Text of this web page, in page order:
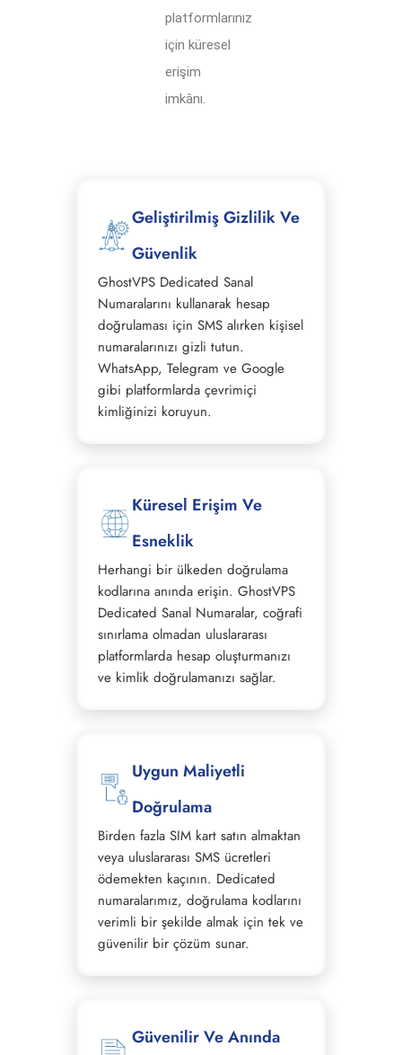
platformlarınız
için küresel
erişim
imkânı.
Geliştirilmiş Gizlilik Ve
Güvenlik
GhostVPS Dedicated Sanal
Numaralarını kullanarak hesap
doğrulaması için SMS alırken kişisel
numaralarınızı gizli tutun.
WhatsApp, Telegram ve Google
gibi platformlarda çevrimiçi
kimliğinizi koruyun.
Küresel Erişim Ve
Esneklik
Herhangi bir ülkeden doğrulama
kodlarına anında erişin. GhostVPS
Dedicated Sanal Numaralar, coğrafi
sınırlama olmadan uluslararası
platformlarda hesap oluşturmanızı
ve kimlik doğrulamanızı sağlar.
Uygun Maliyetli
Doğrulama
Birden fazla SIM kart satın almaktan
veya uluslararası SMS ücretleri
ödemekten kaçının. Dedicated
numaralarımız, doğrulama kodlarını
verimli bir şekilde almak için tek ve
güvenilir bir çözüm sunar.
Güvenilir Ve Anında